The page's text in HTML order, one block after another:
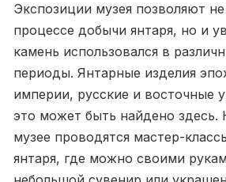
Экспозиции музея позволяют
процессе добычи янтаря, но и
камень использовался в
периоды. Янтарные изделия
империи, русские и восточные
это может быть найдено здесь.
музее проводятся мастер-
янтаря, где можно своими